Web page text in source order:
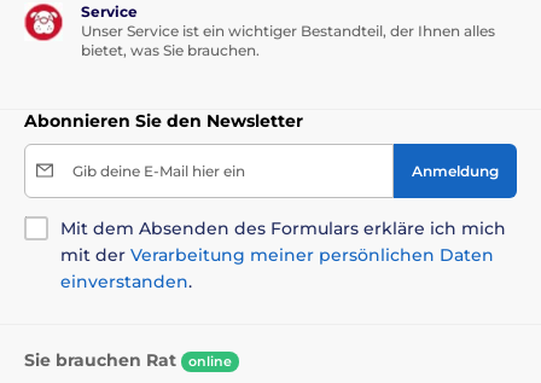
Service
Unser Service ist ein wichtiger Bestandteil, der Ihnen alles
bietet, was Sie brauchen.
Abonnieren Sie den Newsletter
Gib deine E-Mail hier ein Anmeldung
Mit dem Absenden des Formulars erkläre ich mich
mit der Verarbeitung meiner persönlichen Daten
einverstanden.
Sie brauchen Rat online